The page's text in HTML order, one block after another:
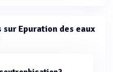
Epuration des eaux